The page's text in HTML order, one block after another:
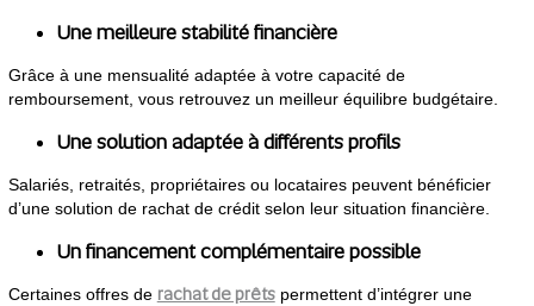
Une meilleure stabilité financière
Grâce à une mensualité adaptée à votre capacité de
remboursement, vous retrouvez un meilleur équilibre budgétaire.
Une solution adaptée à différents profils
Salariés, retraités, propriétaires ou locataires peuvent bénéficier
d’une solution de rachat de crédit selon leur situation financière.
Un financement complémentaire possible
Certaines offres de rachat de prêtspermettent d’intégrer une